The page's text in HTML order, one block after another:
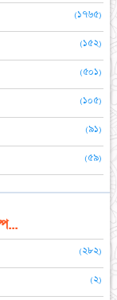
(১৭৬৫)
(১৫২)
(৫০১)
(১০৫)
(৯১)
(৫৯)
(২৮২)
(২)